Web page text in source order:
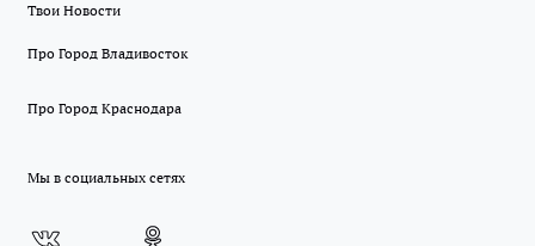
Твои Новости
Про Город Владивосток
Про Город Краснодара
Мы в социальных сетях